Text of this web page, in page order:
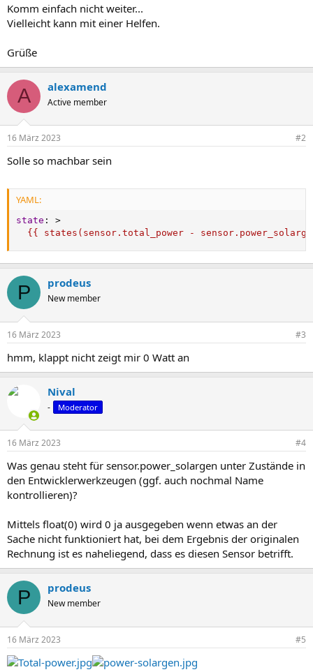
Komm einfach nicht weiter...
Vielleicht kann mit einer Helfen.
Grüße
A alexamend
Active member
16 März 2023 #2
Solle so machbar sein
YAML:
state :
>
{{ states(sensor.total_power -
P prodeus
New member
16 März 2023 #3
hmm, klappt nicht zeigt mir 0 Watt an
Nival
- Moderator
16 März 2023 #4
Was genau steht für sensor.power_solargen unter Zustände in
den Entwicklerwerkzeugen (ggf. auch nochmal Name
kontrollieren)?
Mittels float(0) wird 0 ja ausgegeben wenn etwas an der
Sache nicht funktioniert hat, bei dem Ergebnis der originalen
Rechnung ist es naheliegend, dass es diesen Sensor betrifft.
P prodeus
New member
16 März 2023 #5